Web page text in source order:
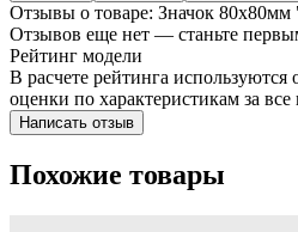
Отзывы о товаре: Значок
Отзывов еще нет — станьте
Рейтинг модели
В расчете рейтинга
оценки по характеристикам за все
Написать отзыв
Похожие товары